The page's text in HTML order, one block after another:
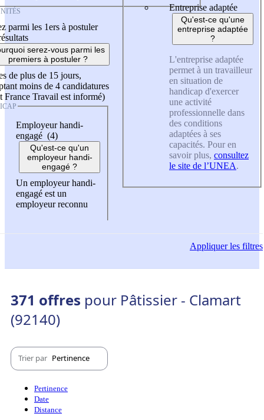
parmi les 1ers à postuler
serez-vous parmi les
premiers à postuler ?
de plus de 15 jours,
moins de 4 candidatures
France Travail est informé)
Employeur handi-
engagé (4)
Qu'est-ce qu'un
employeur handi-
engagé ?
Un employeur handi-
engagé est un
employeur reconnu
Entreprise adaptée
Qu'est-ce qu'une
entreprise adaptée
?
L'entreprise adaptée
permet à un travailleur
en situation de
handicap d'exercer
une activité
professionnelle dans
des conditions
adaptées à ses
capacités. Pour en
savoir plus, consultez
le site de l’UNEA.
Appliquerles filtres
371 offres pour Pâtissier - Clamart
(92140)
Trier par Pertinence
Pertinence
Date
Distance